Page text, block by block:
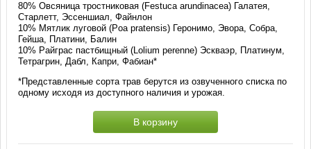
80% Овсяница тростниковая (Festuca arundinacea) Галатея,
Старлетт, Эссеншиал, Файнлон
10% Мятлик луговой (Poa pratensis) Геронимо, Эвора, Собра,
Гейша, Платини, Балин
10% Райграс пастбищный (Lolium perenne) Эскваэр, Платинум,
Тетрагрин, Дабл, Капри, Фабиан*
*Представленные сорта трав берутся из озвученного списка по
одному исходя из доступного наличия и урожая.
В корзину